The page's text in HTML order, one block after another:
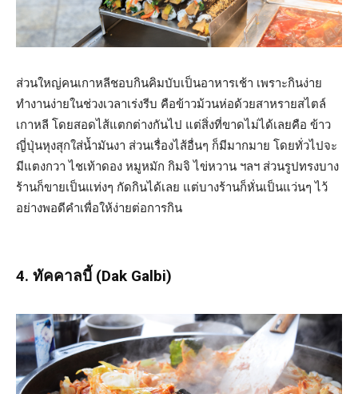
ส่วนใหญ่คนเกาหลีชอบกินคิมบับเป็นอาหารเช้า เพราะกินง่าย
ทำงานง่ายในช่วงเวลาเร่งรีบ คือข้าวม้วนห่อด้วยสาหรายสไตล์
เกาหลี โดยสอดไส้แตกต่างกันไป แต่สิ่งที่ขาดไม่ได้เลยคือ ข้าว
ญี่ปุ่นหุงสุกใส่น้ำมันงา ส่วนเรื่องไส้อื่นๆ ก็มีมากมาย โดยทั่วไปจะ
มีแตงกวา ไชเท้าดอง หมูหมัก กิมจิ ไข่หวาน ฯลฯ ส่วนรูปทรงบาง
ร้านก็ขายเป็นแท่งๆ กัดกินได้เลย แต่บางร้านก็หั่นเป็นแว่นๆ ไว้
อย่างพอดีคำเพื่อให้ง่ายต่อการกิน
4. ทัคคาลบี้ (Dak Galbi)